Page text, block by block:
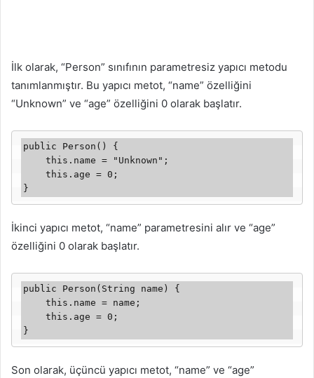
İlk olarak, “Person” sınıfının parametresiz yapıcı metodu
tanımlanmıştır. Bu yapıcı metot, “name” özelliğini
“Unknown” ve “age” özelliğini 0 olarak başlatır.
public Person() {
    this.name = "Unknown";
    this.age = 0;
}
İkinci yapıcı metot, “name” parametresini alır ve “age”
özelliğini 0 olarak başlatır.
public Person(String name) {
    this.name = name;
    this.age = 0;
}
Son olarak, üçüncü yapıcı metot, “name” ve “age”